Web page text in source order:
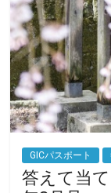
GICパスポート
答えて当